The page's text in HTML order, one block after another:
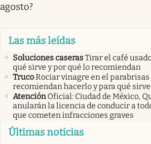
agosto?
Las más leídas
Soluciones caserasTirar el café
qué sirve y por qué lo recomiendan
TrucoRociar vinagre en el parabrisas
recomiendan hacerlo y para qué sirve
Atención Oficial: Ciudad de México,
anularán la licencia de conducir a
que cometen infracciones graves
Últimas noticias